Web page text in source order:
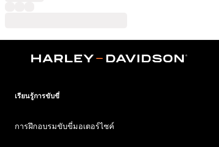
เรียนรู้การขับขี่
การฝึกอบรมขับขี่มอเตอร์ไซค์